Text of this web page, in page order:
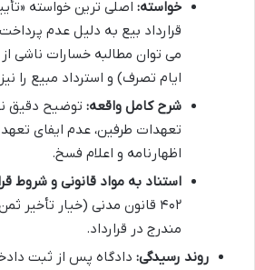
خواسته: اصلی ترین خواسته
قرارداد بیع به دلیل عدم
می توان مطالبه خسارات ناشی
ایام تصرف) و استرداد مبیع را
شرح کامل واقعه: توضیح دقیق
تعهدات طرفین، عدم ایفای
اظهارنامه و اعلام فسخ.
استناد به مواد قانونی و شروط
۴۰۲ قانون مدنی (خیار
مندرج در قرارداد.
روند رسیدگی: دادگاه پس از ثبت